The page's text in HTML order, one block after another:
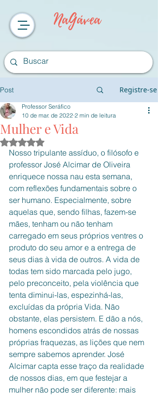
NaGávea
Post Registre-se
Mulher e Vida
Professor Seráfico
10 de mar. de 2022 2 min de leitura
Avaliado com NaN de 5 estrelas.
Nosso tripulante assíduo, o filósofo e
professor José Alcimar de Oliveira
enriquece nossa nau esta semana,
com reflexões fundamentais sobre o
ser humano. Especialmente, sobre
aquelas que, sendo filhas, fazem-se
mães, tenham ou não tenham
carregado em seus próprios ventres o
produto do seu amor e a entrega de
seus dias à vida de outros. A vida de
todas tem sido marcada pelo jugo,
pelo preconceito, pela violência que
tenta diminui-las, espezinhá-las,
excluídas da própria Vida. Não
obstante, elas persistem. E dão a nós,
homens escondidos atrás de nossas
próprias fraquezas, as lições que nem
sempre sabemos aprender. José
Alcimar capta esse traço da realidade
de nossos dias, em que festejar a
mulher não pode ser diferente: mais